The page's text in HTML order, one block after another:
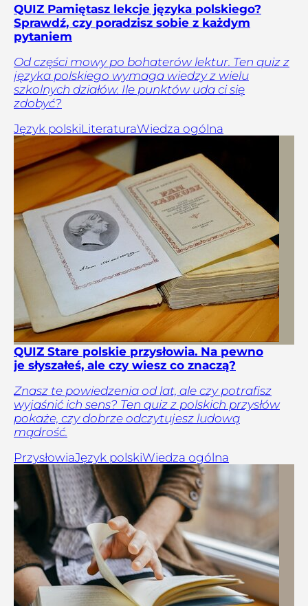
QUIZ Pamiętasz lekcje języka polskiego?
Sprawdź, czy poradzisz sobie z każdym
pytaniem
Od części mowy po bohaterów lektur. Ten quiz z
języka polskiego wymaga wiedzy z wielu
szkolnych działów. Ile punktów uda ci się
zdobyć?
Język polskiLiteraturaWiedza ogólna
QUIZ Stare polskie przysłowia. Na pewno
je słyszałeś, ale czy wiesz co znaczą?
Znasz te powiedzenia od lat, ale czy potrafisz
wyjaśnić ich sens? Ten quiz z polskich przysłów
pokaże, czy dobrze odczytujesz ludową
mądrość.
PrzysłowiaJęzyk polskiWiedza ogólna